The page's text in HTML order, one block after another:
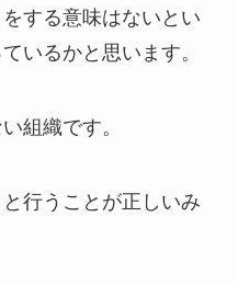
する意味はないとい
いるかと思います。
組織です。
行うことが正しいみ